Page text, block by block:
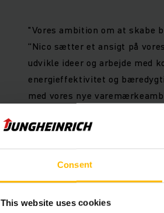
Consent
This website uses cookies
"Vores ambition om at skabe
“Nico sætter et ansigt på
udvikle ideer og arbejde med
energieffektivitet og
med vores nye
www.jungheinrich.com/en/
Photo:Tom Ziora/Nico Rosberg